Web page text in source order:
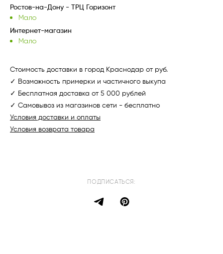
Ростов-на-Дону - ТРЦ Горизонт
Мало
Интернет-магазин
Мало
Стоимость доставки в город Краснодар от руб.
✓ Возможность примерки и частичного выкупа
✓ Бесплатная доставка от 5 000 рублей
✓ Самовывоз из магазинов сети - бесплатно
Условия доставки и оплаты
Условия возврата товара
ПОДПИСАТЬСЯ: